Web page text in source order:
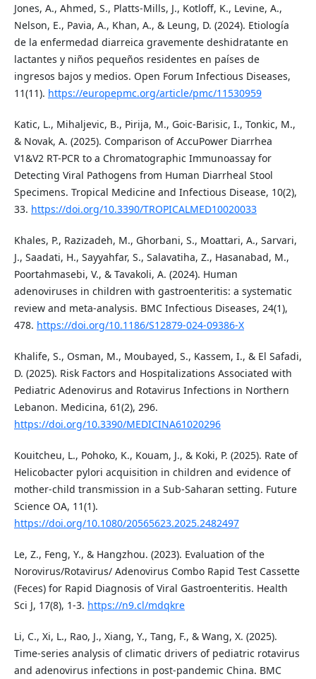
Jones, A., Ahmed, S., Platts-Mills, J., Kotloff, K., Levine, A.,
Nelson, E., Pavia, A., Khan, A., & Leung, D. (2024). Etiología
de la enfermedad diarreica gravemente deshidratante en
lactantes y niños pequeños residentes en países de
ingresos bajos y medios. Open Forum Infectious Diseases,
11(11). https://europepmc.org/article/pmc/11530959
Katic, L., Mihaljevic, B., Pirija, M., Goic-Barisic, I., Tonkic, M.,
& Novak, A. (2025). Comparison of AccuPower Diarrhea
V1&V2 RT-PCR to a Chromatographic Immunoassay for
Detecting Viral Pathogens from Human Diarrheal Stool
Specimens. Tropical Medicine and Infectious Disease, 10(2),
33. https://doi.org/10.3390/TROPICALMED10020033
Khales, P., Razizadeh, M., Ghorbani, S., Moattari, A., Sarvari,
J., Saadati, H., Sayyahfar, S., Salavatiha, Z., Hasanabad, M.,
Poortahmasebi, V., & Tavakoli, A. (2024). Human
adenoviruses in children with gastroenteritis: a systematic
review and meta-analysis. BMC Infectious Diseases, 24(1),
478. https://doi.org/10.1186/S12879-024-09386-X
Khalife, S., Osman, M., Moubayed, S., Kassem, I., & El Safadi,
D. (2025). Risk Factors and Hospitalizations Associated with
Pediatric Adenovirus and Rotavirus Infections in Northern
Lebanon. Medicina, 61(2), 296.
https://doi.org/10.3390/MEDICINA61020296
Kouitcheu, L., Pohoko, K., Kouam, J., & Koki, P. (2025). Rate of
Helicobacter pylori acquisition in children and evidence of
mother-child transmission in a Sub-Saharan setting. Future
Science OA, 11(1).
https://doi.org/10.1080/20565623.2025.2482497
Le, Z., Feng, Y., & Hangzhou. (2023). Evaluation of the
Norovirus/Rotavirus/ Adenovirus Combo Rapid Test Cassette
(Feces) for Rapid Diagnosis of Viral Gastroenteritis. Health
Sci J, 17(8), 1-3. https://n9.cl/mdqkre
Li, C., Xi, L., Rao, J., Xiang, Y., Tang, F., & Wang, X. (2025).
Time-series analysis of climatic drivers of pediatric rotavirus
and adenovirus infections in post-pandemic China. BMC